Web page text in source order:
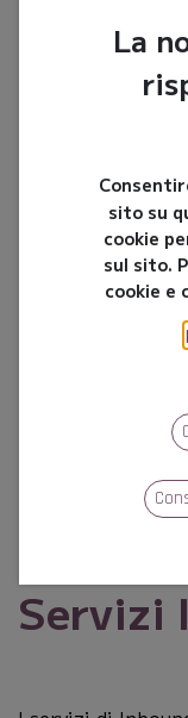
SW
Servizi
La
sito su
cookie
sul sito.
cookie e